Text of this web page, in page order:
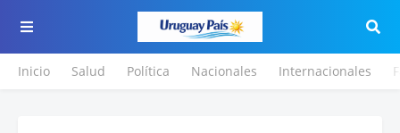
Inicio Salud Política Nacionales Internacionales